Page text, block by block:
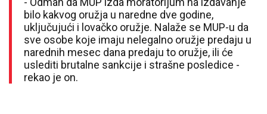
bilo kakvog oružja u naredne dve godine,
uključujući i lovačko oružje. Nalaže se MUP-u da
sve osobe koje imaju nelegalno oružje predaju u
narednih mesec dana predaju to oružje, ili će
uslediti brutalne sankcije i strašne posledice -
rekao je on.